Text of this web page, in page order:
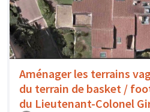
Aménager les terrains
du terrain de basket /
du Lieutenant-Colonel